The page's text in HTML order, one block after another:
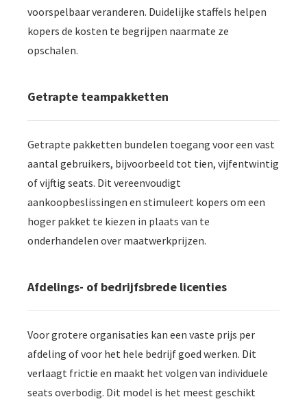
voorspelbaar veranderen. Duidelijke staffels helpen
kopers de kosten te begrijpen naarmate ze
opschalen.
Getrapte teampakketten
Getrapte pakketten bundelen toegang voor een vast
aantal gebruikers, bijvoorbeeld tot tien, vijfentwintig
of vijftig seats. Dit vereenvoudigt
aankoopbeslissingen en stimuleert kopers om een
hoger pakket te kiezen in plaats van te
onderhandelen over maatwerkprijzen.
Afdelings- of bedrijfsbrede licenties
Voor grotere organisaties kan een vaste prijs per
afdeling of voor het hele bedrijf goed werken. Dit
verlaagt frictie en maakt het volgen van individuele
seats overbodig. Dit model is het meest geschikt